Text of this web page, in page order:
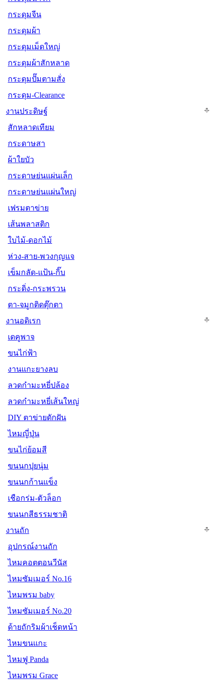
กระดุมจีน
กระดุมผ้า
กระดุมเม็ดใหญ่
กระดุมผ้าสักหลาด
กระดุมปั๊มตามสั่ง
กระดุม-Clearance
งานประดิษฐ์
สักหลาดเทียม
กระดาษสา
ผ้าใยบัว
กระดาษย่นแผ่นเล็ก
กระดาษย่นแผ่นใหญ่
เฟรมตาข่าย
เส้นพลาสติก
ใบไม้-ดอกไม้
ห่วง-สาย-พวงกุญแจ
เข็มกลัด-แป้น-กิ๊บ
กระดิ่ง-กระพรวน
ตา-จมูกติดตุ๊กตา
งานอดิเรก
เดคูพาจ
ขนไก่ฟ้า
งานแกะยางลบ
ลวดกำมะหยี่ปล้อง
ลวดกำมะหยี่เส้นใหญ่
DIY ตาข่ายดักฝัน
ไหมญี่ปุ่น
ขนไก่ย้อมสี
ขนนกปุยนุ่ม
ขนนกก้านแข็ง
เชือกร่ม-ตัวล็อก
ขนนกสีธรรมชาติ
งานถัก
อุปกรณ์งานถัก
ไหมคอตตอนวีนัส
ไหมซัมเมอร์ No.16
ไหมพรม baby
ไหมซัมเมอร์ No.20
ด้ายถักริมผ้าเช็ดหน้า
ไหมขนแกะ
ไหมฟู Panda
ไหมพรม Grace